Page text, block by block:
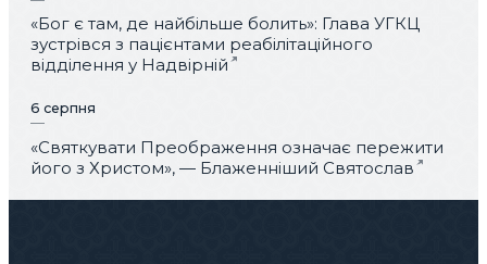
«Бог є там, де найбільше болить»: Глава УГКЦ
зустрівся з пацієнтами реабілітаційного
відділення у Надвірній
6 серпня
«Святкувати Преображення означає пережити
його з Христом», — Блаженніший Святослав